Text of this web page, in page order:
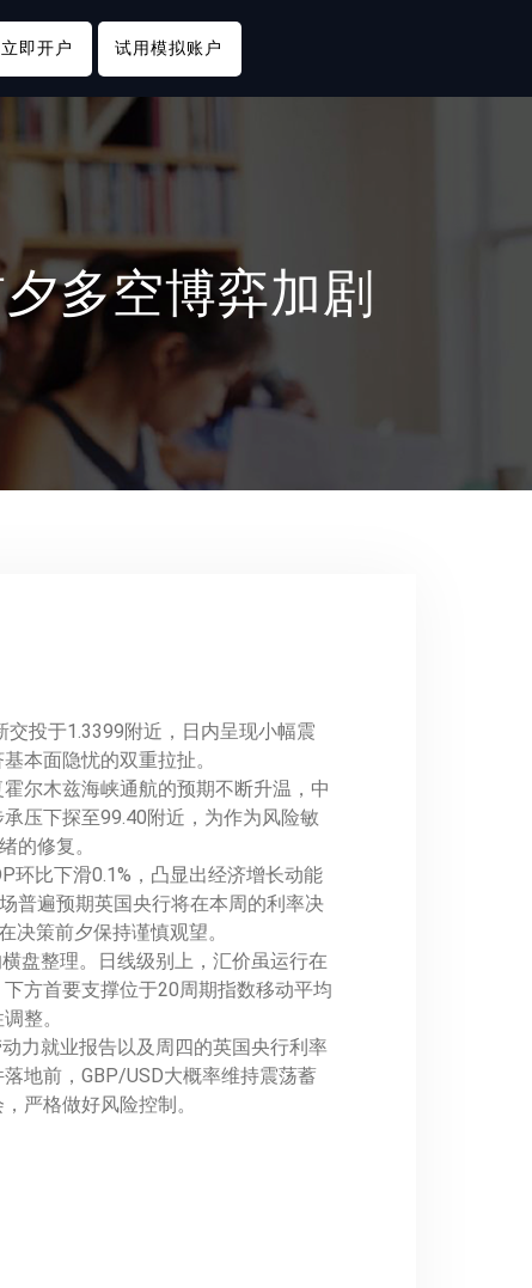
立即开户 试用模拟账户
多空博弈加剧
投于1.3399附近，日内呈现小幅震
本面隐忧的双重拉扯。
尔木兹海峡通航的预期不断升温，中
压下探至99.40附近，为作为风险敏
的修复。
环比下滑0.1%，凸显出经济增长动能
普遍预期英国央行将在本周的利率决
策前夕保持谨慎观望。
盘整理。日线级别上，汇价虽运行在
方首要支撑位于20周期指数移动平均
整。
力就业报告以及周四的英国央行利率
地前，GBP/USD大概率维持震荡蓄
严格做好风险控制。